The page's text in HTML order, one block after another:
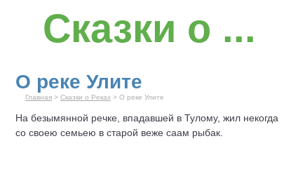
Сказки о ...
О реке Улите
Главная > Сказки о Реках > О реке Улите
На безымянной речке, впадавшей в Тулому, жил некогда
со своею семьею в старой веже саам рыбак.